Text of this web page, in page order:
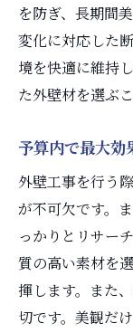
を防ぎ、長期間
変化に対応した
境を快適に維持
た外壁材を選ぶ
予算内で最大効
外壁工事を行う
が不可欠です。
っかりとリサー
質の高い素材を
揮します。また
切です。美観だ